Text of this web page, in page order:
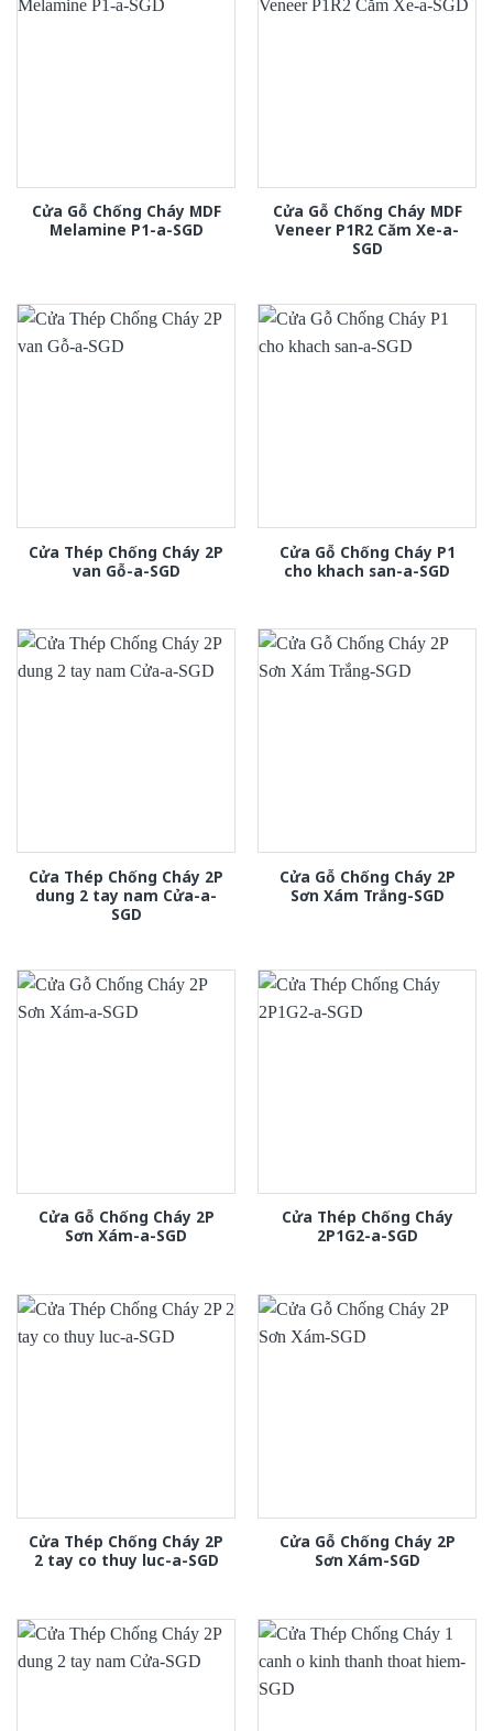
Cửa Gỗ Chống Cháy MDF
Melamine P1-a-SGD
Cửa Gỗ Chống Cháy MDF
Veneer P1R2 Căm Xe-a-
SGD
Cửa Thép Chống Cháy 2P
van Gỗ-a-SGD
Cửa Gỗ Chống Cháy P1
cho khach san-a-SGD
Cửa Thép Chống Cháy 2P
dung 2 tay nam Cửa-a-
SGD
Cửa Gỗ Chống Cháy 2P
Sơn Xám Trắng-SGD
Cửa Gỗ Chống Cháy 2P
Sơn Xám-a-SGD
Cửa Thép Chống Cháy
2P1G2-a-SGD
Cửa Thép Chống Cháy 2P
2 tay co thuy luc-a-SGD
Cửa Gỗ Chống Cháy 2P
Sơn Xám-SGD